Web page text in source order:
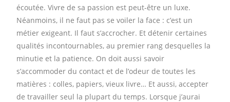
écoutée. Vivre de sa passion est peut-être un luxe.
Néanmoins, il ne faut pas se voiler la face : c’est un
métier exigeant. Il faut s’accrocher. Et détenir certaines
qualités incontournables, au premier rang desquelles la
minutie et la patience. On doit aussi savoir
s’accommoder du contact et de l’odeur de toutes les
matières : colles, papiers, vieux livre… Et aussi, accepter
de travailler seul la plupart du temps. Lorsque j’aurai